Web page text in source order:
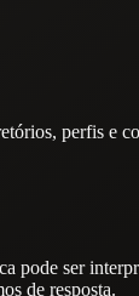
perfis e
pode ser
de resposta.